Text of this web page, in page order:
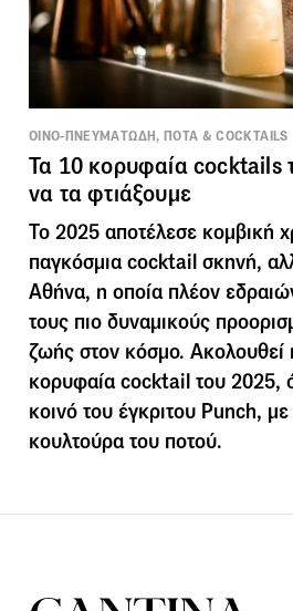
ΟΙΝΟ-ΠΝΕΥΜΑΤΩΔΗ, ΠΟΤΑ & COCKTAILS
Τα 10 κορυφαία cocktails
να τα φτιάξουμε
Το 2025 αποτέλεσε κομβική
παγκόσμια cocktail σκηνή,
Αθήνα, η οποία πλέον
τους πιο δυναμικούς
ζωής στον κόσμο. Ακολουθεί
κορυφαία cocktail του 2025,
κοινό του έγκριτου Punch, με
κουλτούρα του ποτού.